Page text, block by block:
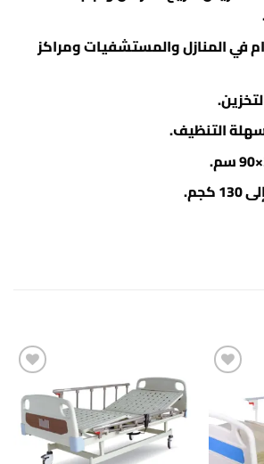
في المنازل والمستشفيات ومراكز
سهلة التنظيف.